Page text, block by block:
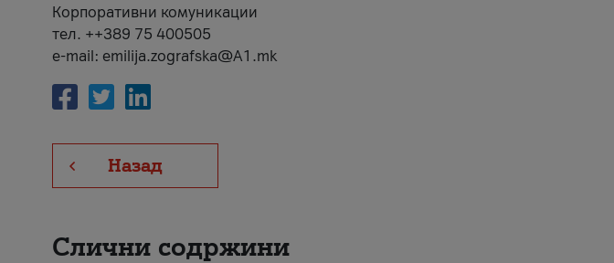
Корпоративни комуникации
тел. ++389 75 400505
e-mail: emilija.zografska@A1.mk
Назад
Слични содржини